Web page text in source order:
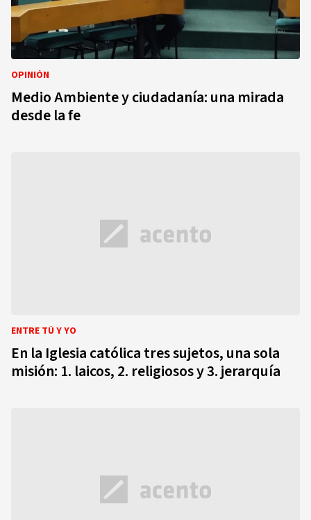
OPINIÓN
Medio Ambiente y ciudadanía: una mirada
desde la fe
ENTRE TÚ Y YO
En la Iglesia católica tres sujetos, una sola
misión: 1. laicos, 2. religiosos y 3. jerarquía